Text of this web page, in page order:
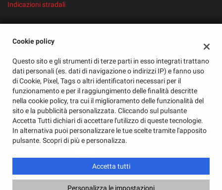
Indicazioni stradali
Dati fiscali:
Frazione Lidora, 86, Cosseria (SV)
C.F/P.IVA:01571180098
Registro delle imprese:SV
Leggi l'informativa sulla privacy-Cookie Policy
Cookie policy
Questo sito e gli strumenti di terze parti in esso integrati trattano
dati personali (es. dati di navigazione o indirizzi IP) e fanno uso
di Cookie, Pixel, Tags o altri identificatori necessari per il
funzionamento e per il raggiungimento delle finalità descritte
nella cookie policy, tra cui il miglioramento delle funzionalità del
sito e la pubblicità personalizzata. Cliccando sul pulsante
Accetta Tutti dichiari di accettare l'utilizzo di queste tecnologie.
In alternativa puoi personalizzare le tue scelte tramite l'apposito
pulsante. Scopri di più e personalizza.
Accetta tutti
Personalizza le impostazioni